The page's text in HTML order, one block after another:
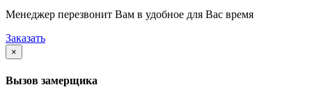
Менеджер перезвонит Вам в удобное для Вас время
Заказать
×
Вызов замерщика